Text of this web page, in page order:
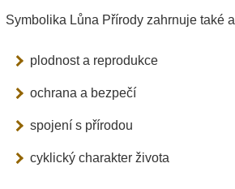
Symbolika Lůna Přírody zahrnuje také
plodnost a reprodukce
ochrana a bezpečí
spojení s přírodou
cyklický charakter života